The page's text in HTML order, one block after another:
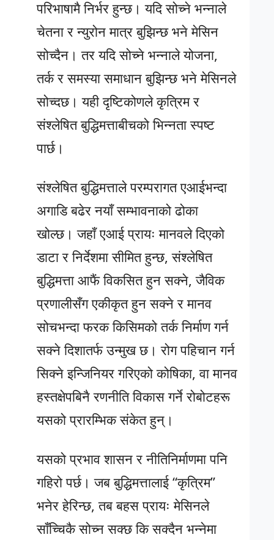
परिभाषामै निर्भर हुन्छ। यदि सोच्ने भन्नाले
चेतना र न्युरोन मात्र बुझिन्छ भने मेसिन
सोच्दैन। तर यदि सोच्ने भन्नाले योजना,
तर्क र समस्या समाधान बुझिन्छ भने मेसिनले
सोच्दछ। यही दृष्टिकोणले कृत्रिम र
संश्लेषित बुद्धिमत्ताबीचको भिन्नता स्पष्ट
पार्छ।
संश्लेषित बुद्धिमत्ताले परम्परागत एआईभन्दा
अगाडि बढेर नयाँ सम्भावनाको ढोका
खोल्छ। जहाँ एआई प्रायः मानवले दिएको
डाटा र निर्देशमा सीमित हुन्छ, संश्लेषित
बुद्धिमत्ता आफैं विकसित हुन सक्ने, जैविक
प्रणालीसँग एकीकृत हुन सक्ने र मानव
सोचभन्दा फरक किसिमको तर्क निर्माण गर्न
सक्ने दिशातर्फ उन्मुख छ। रोग पहिचान गर्न
सिक्ने इन्जिनियर गरिएको कोषिका, वा मानव
हस्तक्षेपबिनै रणनीति विकास गर्ने रोबोटहरू
यसको प्रारम्भिक संकेत हुन्।
यसको प्रभाव शासन र नीतिनिर्माणमा पनि
गहिरो पर्छ। जब बुद्धिमत्तालाई “कृत्रिम”
भनेर हेरिन्छ, तब बहस प्रायः मेसिनले
साँच्चिकै सोच्न सक्छ कि सक्दैन भन्नेमा